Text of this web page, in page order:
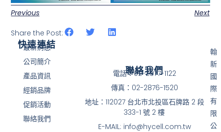
Previous Next
Share the Post:
翰
新
國
際
有
限
公
快速連結
最新消息
公司簡介
產品資訊
經銷品牌
促銷活動
聯絡我們
聯絡我們
電話：02-2877-1122
傳真：02-2876-1520
地址：112027 台北市北投區石牌路 2 段
333-1 號 2 樓
E-MAIL: info@hycell.com.tw